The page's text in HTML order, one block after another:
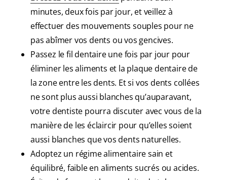
minutes, deux fois par jour, et veillez à
effectuer des mouvements souples pour ne
pas abîmer vos dents ou vos gencives.
Passez le fil dentaire une fois par jour pour
éliminer les aliments et la plaque dentaire de
la zone entre les dents. Et si vos dents collées
ne sont plus aussi blanches qu’auparavant,
votre dentiste pourra discuter avec vous de la
manière de les éclaircir pour qu’elles soient
aussi blanches que vos dents naturelles.
Adoptez un régime alimentaire sain et
équilibré, faible en aliments sucrés ou acides.